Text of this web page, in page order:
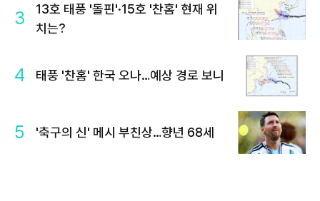
3
13호 태풍 '돌핀'·15호 '찬홈' 현재 위
치는?
4 태풍 '찬홈' 한국 오나…예상 경로 보니
5 '축구의 신' 메시 부친상…향년 68세